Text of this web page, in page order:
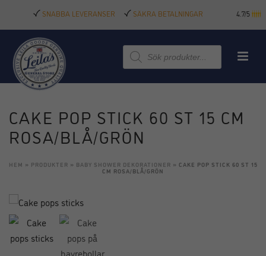
SNABBA LEVERANSER SÄKRA BETALNINGAR 4.7/5
Produktsökning
CAKE POP STICK 60 ST 15 CM
ROSA/BLÅ/GRÖN
HEM » PRODUKTER » BABY SHOWER DEKORATIONER » CAKE POP STICK 60 ST 15
CM ROSA/BLÅ/GRÖN